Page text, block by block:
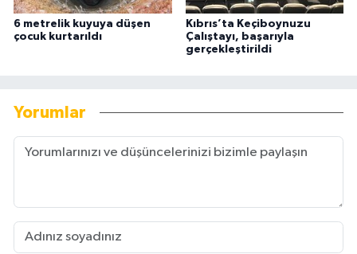
6 metrelik kuyuya düşen
çocuk kurtarıldı
Kıbrıs’ta Keçiboynuzu
Çalıştayı, başarıyla
gerçekleştirildi
Yorumlar